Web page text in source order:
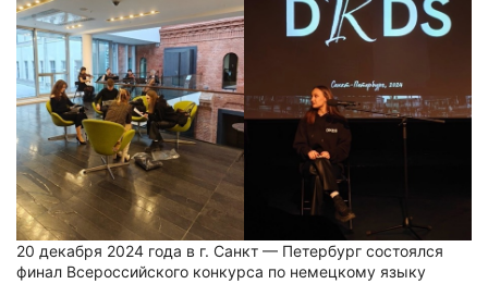
20 декабря 2024 года в г. Санкт — Петербург состоялся
финал Всероссийского конкурса по немецкому языку